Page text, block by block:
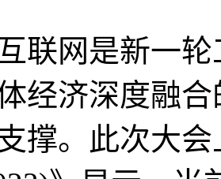
网是新一轮
经济深度融
撑。此次大